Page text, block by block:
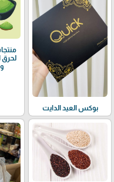
بوكس العيد الدايت
لحرق